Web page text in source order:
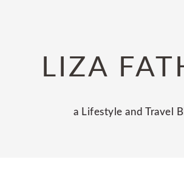
navigationLIZA
a Lifestyle and Travel